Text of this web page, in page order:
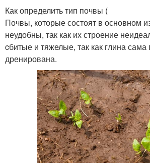
Как определить тип почвы (
Почвы, которые состоят в основном
неудобны, так как их строение
cбитые и тяжелые, так как глина сама
дренирована.